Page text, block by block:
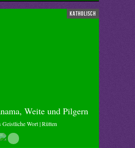
katholisch
Weite und Pilgern
Geistliche Wort | Rütten